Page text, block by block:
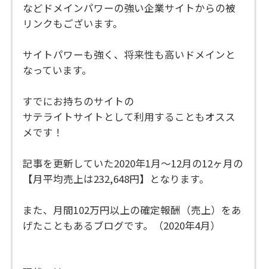
などドメインパワーの強い企業サイトからの被
リンクもございます。
サイトパワーも強く、将来性も高いドメインと
なっています。
すでにお持ちのサイトの
サテライトサイトとして利用することもオスス
メです！
記事を更新していた2020年1月〜12月の12ヶ月の
【月平均売上は232,648円】となります。
また、月間102万円以上の確定報酬（売上）をあ
げたこともあるブログです。（2020年4月）